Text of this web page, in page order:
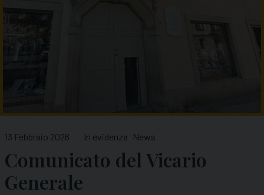
13 Febbraio 2026 In evidenza News
Comunicato del Vicario
Generale